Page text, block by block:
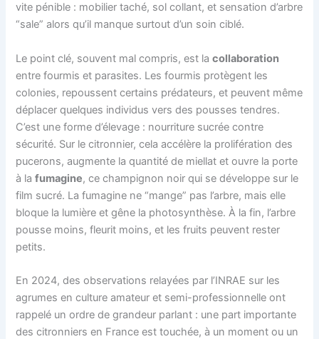
vite pénible : mobilier taché, sol collant, et sensation d’arbre
“sale” alors qu’il manque surtout d’un soin ciblé.
Le point clé, souvent mal compris, est lacollaboration
entre fourmis et parasites. Les fourmis protègent les
colonies, repoussent certains prédateurs, et peuvent même
déplacer quelques individus vers des pousses tendres.
C’est une forme d’élevage : nourriture sucrée contre
sécurité. Sur le citronnier, cela accélère la prolifération des
pucerons, augmente la quantité de miellat et ouvre la porte
à lafumagine, ce champignon noir qui se développe sur le
film sucré. La fumagine ne “mange” pas l’arbre, mais elle
bloque la lumière et gêne la photosynthèse. À la fin, l’arbre
pousse moins, fleurit moins, et les fruits peuvent rester
petits.
En 2024, des observations relayées par l’INRAE sur les
agrumes en culture amateur et semi-professionnelle ont
rappelé un ordre de grandeur parlant : une part importante
des citronniers en France est touchée, à un moment ou un